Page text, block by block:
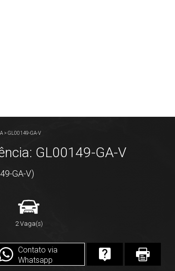
> GL00149-GA-V
GL00149-GA-V
GA-V)
2 Vaga(s)
Contato via
Whatsapp